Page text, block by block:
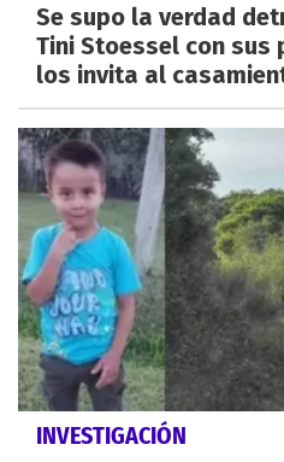
Se supo la verdad
Tini Stoessel con sus
los invita al
INVESTIGACIÓN